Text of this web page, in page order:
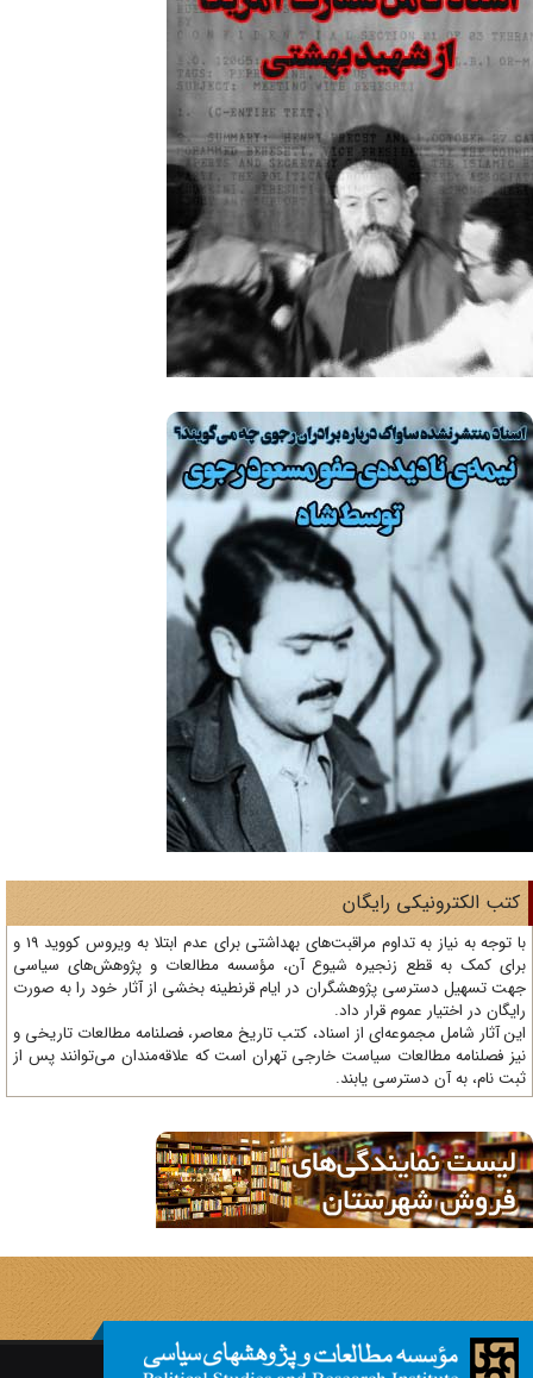
الکترونیکی رایگان
با توجه به نیاز به تداوم مراقبت‌های بهداشتی برای عدم ابتلا به ویروس کووید 19 و
کمک به قطع زنجیره شیوع آن، مؤسسه مطالعات و پژوهش‌های سیاسی
تسهیل دسترسی پژوهشگران در ایام قرنطینه بخشی از آثار خود را به صورت
در اختیار عموم قرار داد.
آثار شامل مجموعه‌ای از اسناد، کتب تاریخ معاصر، فصلنامه‌ مطالعات تاریخی و
فصلنامه مطالعات سیاست خارجی تهران است که علاقه‌مندان می‌توانند پس از
نام، به آن دسترسی یابند.